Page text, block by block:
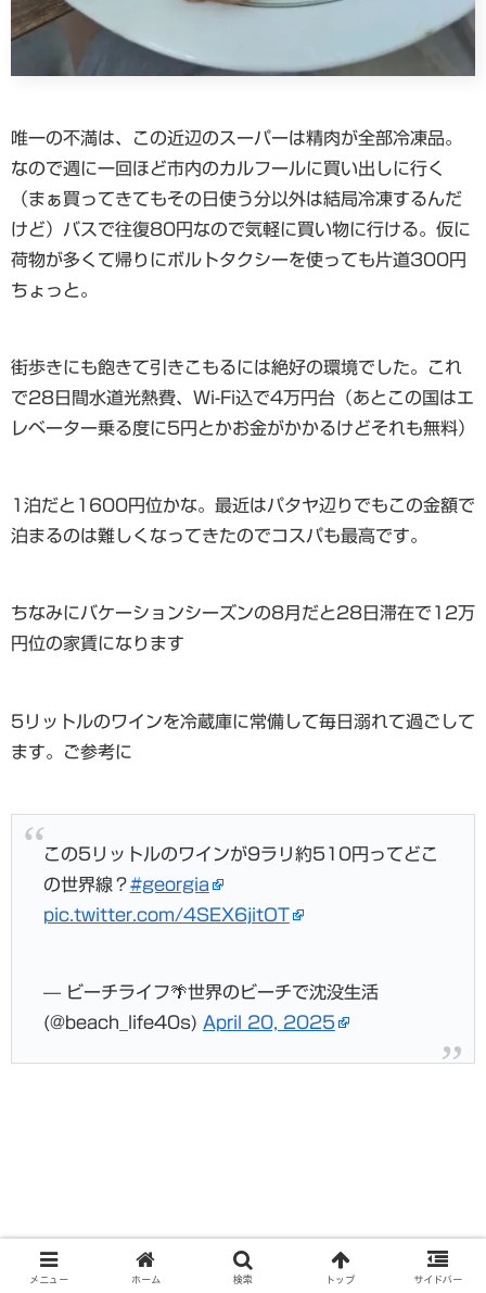
唯一の不満は、この近辺のスーパーは精肉が全部冷凍品。
なので週に一回ほど市内のカルフールに買い出しに行く
（まぁ買ってきてもその日使う分以外は結局冷凍するんだ
けど）バスで往復80円なので気軽に買い物に行ける。仮に
荷物が多くて帰りにボルトタクシーを使っても片道300円
ちょっと。
街歩きにも飽きて引きこもるには絶好の環境でした。これ
で28日間水道光熱費、Wi-Fi込で4万円台（あとこの国はエ
レベーター乗る度に5円とかお金がかかるけどそれも無料）
1泊だと1600円位かな。最近はパタヤ辺りでもこの金額で
泊まるのは難しくなってきたのでコスパも最高です。
ちなみにバケーションシーズンの8月だと28日滞在で12万
円位の家賃になります
5リットルのワインを冷蔵庫に常備して毎日溺れて過ごして
ます。ご参考に
この5リットルのワインが9ラリ約510円ってどこ
の世界線？#georgia
pic.twitter.com/4SEX6jitOT
— ビーチライフ🌴世界のビーチで沈没生活
(@beach_life40s) April 20, 2025
メニュー ホーム 検索 トップ サイドバー